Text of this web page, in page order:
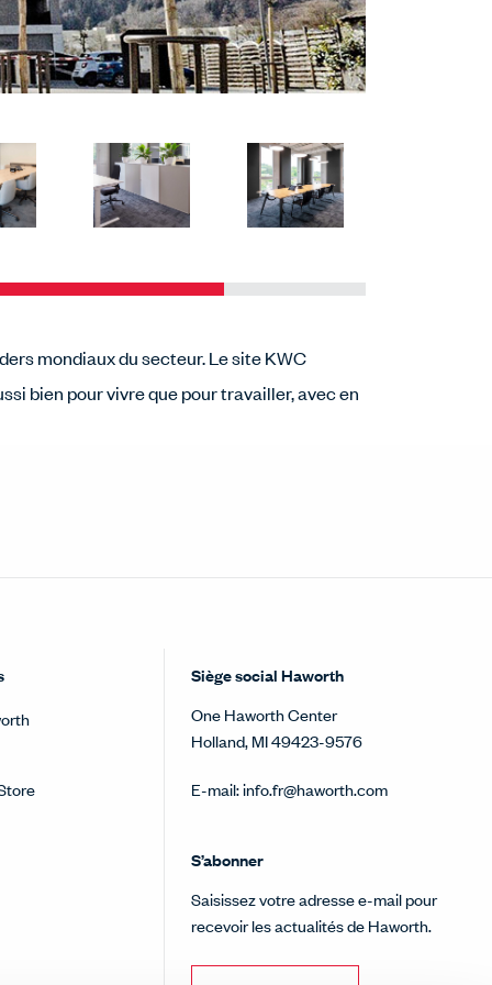
mondiaux du secteur. Le site KWC
bien pour vivre que pour travailler, avec en
Siège social Haworth
One Haworth Center
Holland, MI 49423-9576
E-mail:info.fr@haworth.com
S’abonner
Saisissez votre adresse e-mail pour
recevoir les actualités de Haworth.